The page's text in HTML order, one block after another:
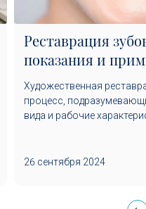
Реставрация
показания и
Художественная
процесс,
вида и рабочие
26 сентября 2024